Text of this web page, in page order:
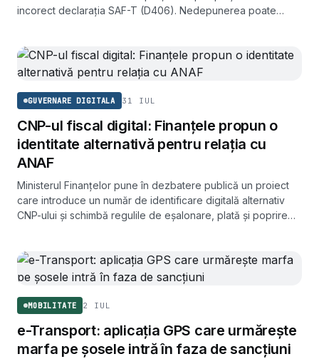
incorect declarația SAF-T (D406). Nedepunerea poate
GUVERNARE DIGITALA 31 IUL
CNP-ul fiscal digital: Finanțele propun o
identitate alternativă pentru relația cu
ANAF
Ministerul Finanțelor pune în dezbatere publică un proiect
care introduce un număr de identificare digitală alternativ
CNP-ului și schimbă regulile de eșalonare, plată și poprire
MOBILITATE 2 IUL
e-Transport: aplicația GPS care urmărește
marfa pe șosele intră în faza de sancțiuni